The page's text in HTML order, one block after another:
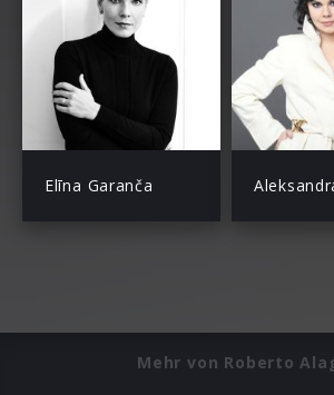
Elīna Garanča
Mehr von Roberto